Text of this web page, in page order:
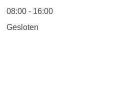
08:00 - 16:00
Gesloten